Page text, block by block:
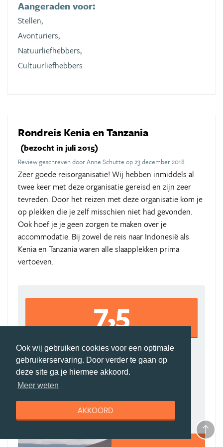
Ook wij gebruiken cookies voor een optimale
gebruikerservaring. Door verder te gaan op
deze site ga je hiermee akkoord.
Meer weten
AKKOORD
Aangeraden voor:
Stellen,
Avonturiers,
Natuurliefhebbers,
Cultuurliefhebbers
Rondreis Kenia en Tanzania
(bezocht in juli 2015)
Review geschreven door Anne Schutte op 23 december 2018
Zeer goede reisorganisatie! Wij hebben inmiddels al
twee keer met deze organisatie gereisd en zijn zeer
tevreden. Door het reizen met deze organisatie kom je
op plekken die je zelf misschien niet had gevonden.
Ook hoef je je geen zorgen te maken over je
accommodatie. Bij zowel de reis naar Indonesië als
Kenia en Tanzania waren alle slaapplekken prima
vertoeven.
7,5
8
Algemene ervaring
7
Boekingsproces
9
Vervoer
8
Prijs-kwaliteit